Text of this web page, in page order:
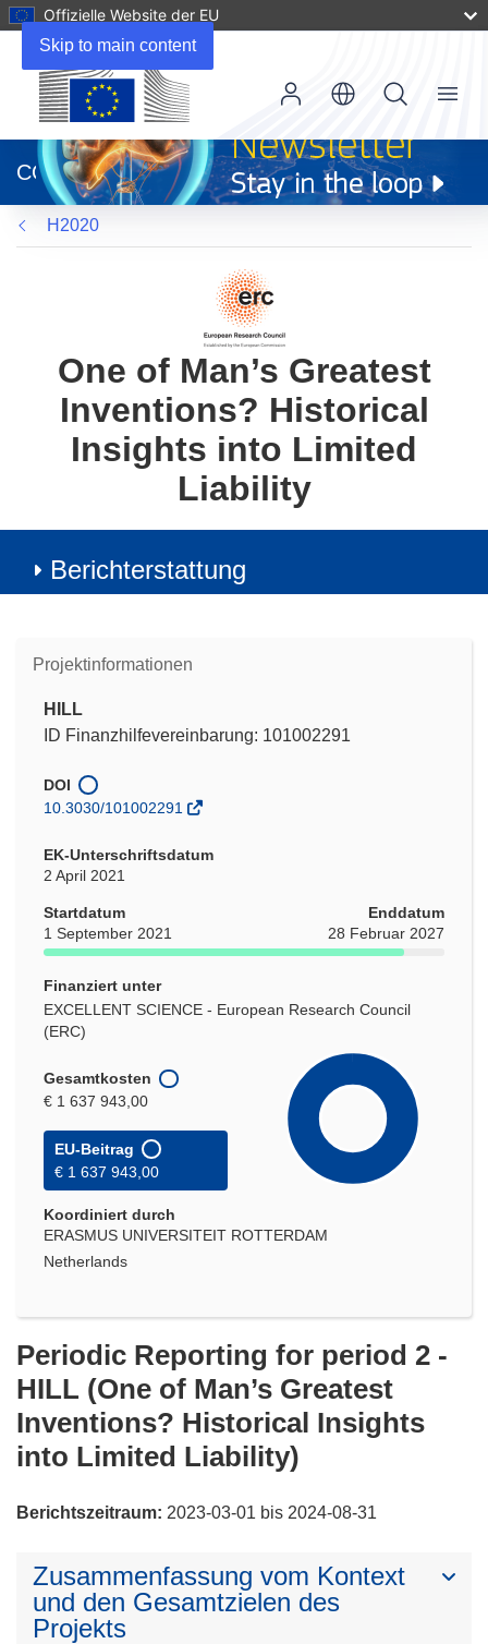
Skip to main content
Offizielle Website der EU
neuem
Fenster)
CORDIS
Menu
H2020
One of Man’s Greatest
Inventions? Historical
Insights into Limited
Liability
Berichterstattung
Projektinformationen
HILL
ID Finanzhilfevereinbarung: 101002291
DOI
10.3030/101002291
EK-Unterschriftsdatum
2 April 2021
Startdatum
1 September 2021
Enddatum
28 Februar 2027
Finanziert unter
EXCELLENT SCIENCE - European Research Council
(ERC)
Gesamtkosten
€ 1 637 943,00
EU-Beitrag
€ 1 637 943,00
Koordiniert durch
ERASMUS UNIVERSITEIT ROTTERDAM
Netherlands
Periodic Reporting for period 2 -
HILL (One of Man’s Greatest
Inventions? Historical Insights
into Limited Liability)
Berichtszeitraum: 2023-03-01 bis 2024-08-31
Zusammenfassung vom Kontext
und den Gesamtzielen des
Projekts